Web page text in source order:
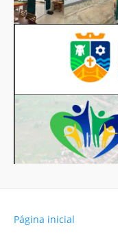
Página inicial